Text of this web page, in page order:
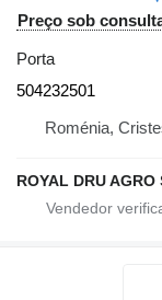
Preço sob
Porta
504232501
Roménia,
ROYAL DRU AGRO